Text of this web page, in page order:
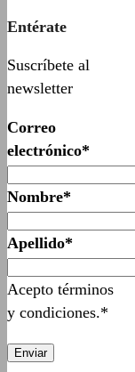
Entérate
Suscríbete al
newsletter
Correo
electrónico*
Nombre*
Apellido*
Acepto términos
y condiciones.*